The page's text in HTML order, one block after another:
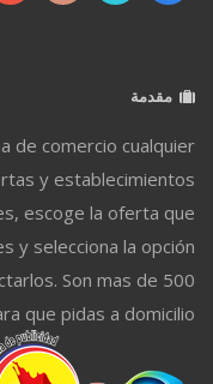
مقدمة
de comercio cualquier
y establecimientos
escoge la oferta que
y selecciona la opción
Son mas de 500
que pidas a domicilio